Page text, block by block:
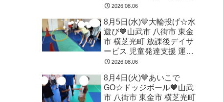
童発達支援 運動療育
2026.08.06
8月5日(水)💙大輪投げ☆水
遊び💙山武市 八街市 東金
市 横芝光町 放課後デイサ
ービス 児童発達支援 運動
療育2026.08.06
8月4日(火)💙あいこで
GO☆ドッジボール💙山武
市 八街市 東金市 横芝光町